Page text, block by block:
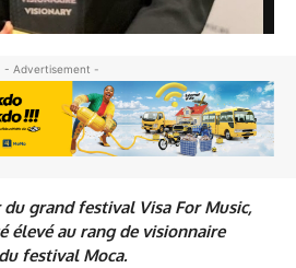
- Advertisement -
grand festival Visa For Music,
élevé au rang de visionnaire
festival Moca.